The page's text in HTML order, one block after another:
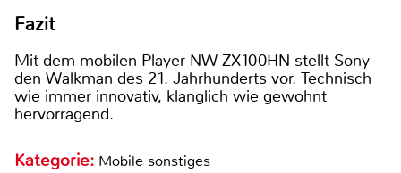
Fazit
Mit dem mobilen Player NW-ZX100HN stellt Sony
den Walkman des 21. Jahrhunderts vor. Technisch
wie immer innovativ, klanglich wie gewohnt
hervorragend.
Kategorie: Mobile sonstiges